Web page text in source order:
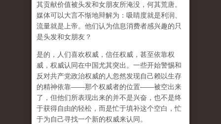
其贡献价值被头发和女朋友所淹没，何其荒唐。
媒体可以大言不惭地辩解为：吸睛度就是利润、
流量就是上帝。他们认为信息消费者感兴趣的只
是头发和女朋友？
是的，人们喜欢权威，信任权威，甚至依靠权
威，权威认同在中国尤其突出。一些开始警惕和
反对共产党政治权威的人忽然发现自己赖以生存
的精神依靠——那个权威者的位置——被空出来
了，但他们所表现出来的并不是兴奋，也不是终
于获得自由的轻松，而是忙于填补这个空白，忙
于为自己寻找一个新的权威来认同。